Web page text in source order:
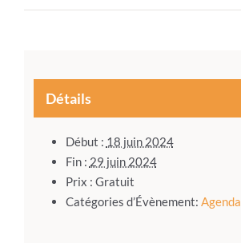
Détails
Début : 18 juin 2024
Fin : 29 juin 2024
Prix : Gratuit
Catégories d’Évènement: Agenda